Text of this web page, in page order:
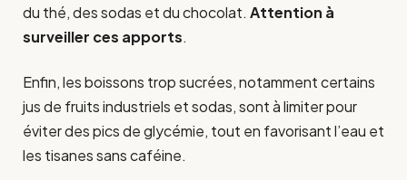
du thé, des sodas et du chocolat. Attention à
surveiller ces apports.
Enfin, les boissons trop sucrées, notamment certains
jus de fruits industriels et sodas, sont à limiter pour
éviter des pics de glycémie, tout en favorisant l’eau et
les tisanes sans caféine.